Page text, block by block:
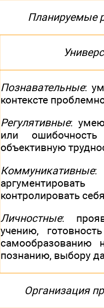
Планируемые
Познавательные:
контексте
Регулятивные:
или
объективную
Коммуникативные:
контролировать
Личностные:
учению,
самообразованию
познанию, выбору
Организация